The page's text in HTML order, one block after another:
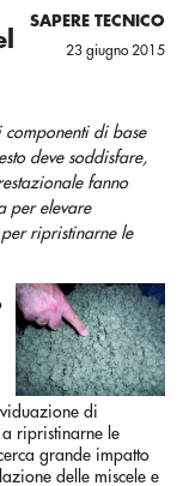
SAPERE TECNICO
23 giugno 2015
di base
deve soddisfare,
fanno
per elevare
ripristinarne le
di
ripristinarne le
grande impatto
delle miscele e